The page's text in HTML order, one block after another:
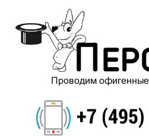
Проводим офигенные
+7